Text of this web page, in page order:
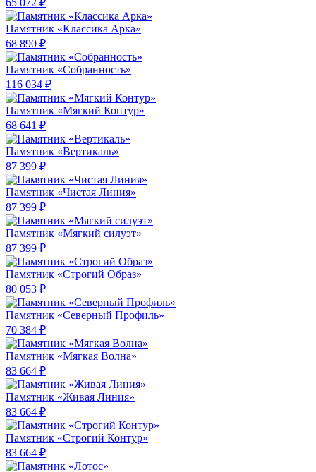
65 072 ₽
Памятник «Классика Арка»
68 890 ₽
Памятник «Собранность»
116 034 ₽
Памятник «Мягкий Контур»
68 641 ₽
Памятник «Вертикаль»
87 399 ₽
Памятник «Чистая Линия»
87 399 ₽
Памятник «Мягкий силуэт»
87 399 ₽
Памятник «Строгий Образ»
80 053 ₽
Памятник «Северный Профиль»
70 384 ₽
Памятник «Мягкая Волна»
83 664 ₽
Памятник «Живая Линия»
83 664 ₽
Памятник «Строгий Контур»
83 664 ₽